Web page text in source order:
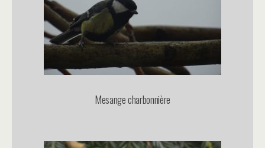
Mesange charbonnière